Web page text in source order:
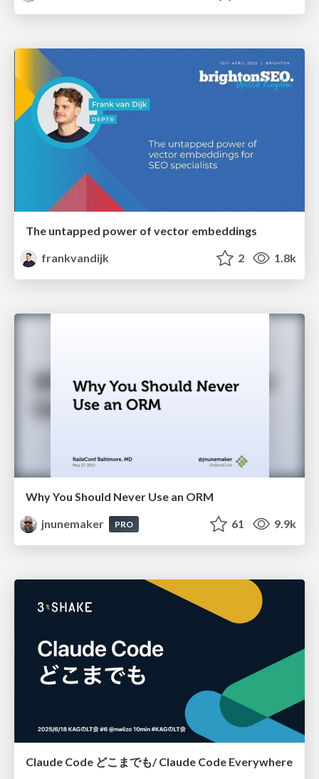
The untapped power of vector embeddings
frankvandijk
2 1.8k
Why You Should Never Use an ORM
jnunemaker
PRO 61 9.9k
Claude Code どこまでも/ Claude Code Everywhere